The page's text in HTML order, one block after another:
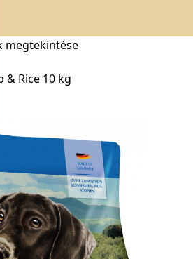
megtekintése
& Rice 10 kg